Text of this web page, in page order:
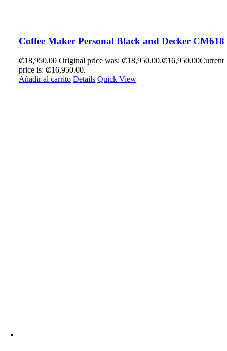
Coffee Maker Personal Black and Decker CM618
₡18,950.00 Original price was: ₡18,950.00.₡16,950.00Current
price is: ₡16,950.00.
Añadir al carrito Details Quick View